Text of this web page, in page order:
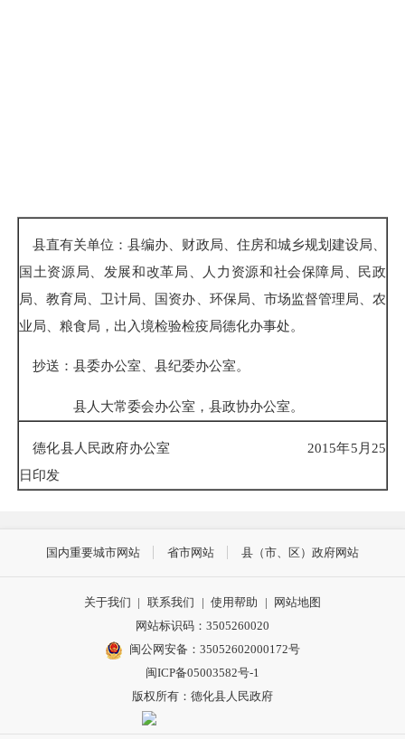
县直有关单位：县编办、财政局、住房和城乡规划建设局、
国土资源局、发展和改革局、人力资源和社会保障局、民政
局、教育局、卫计局、国资办、环保局、市场监督管理局、农
业局、粮食局，出入境检验检疫局德化办事处。
抄送：县委办公室、县纪委办公室。
县人大常委会办公室，县政协办公室。
德化县人民政府办公室 2015年5月25
日印发
国内重要城市网站 省市网站 县（市、区）政府网站
关于我们 | 联系我们 | 使用帮助 |
网站地图
网站标识码：3505260020
闽公网安备：35052602000172号
闽ICP备05003582号-1
版权所有：德化县人民政府